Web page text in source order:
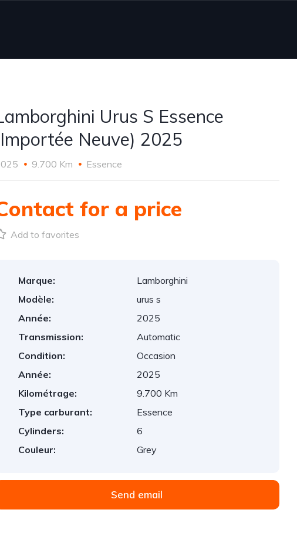
Urus S Essence
Neuve) 2025
9.700 Km Essence
for a price
Add to favorites
Marque:
Lamborghini
Modèle:
urus s
Année:
2025
Transmission:
Automatic
Condition:
Occasion
Année:
2025
Kilométrage:
9.700 Km
Type carburant:
Essence
Cylinders:
6
Couleur:
Grey
Send email